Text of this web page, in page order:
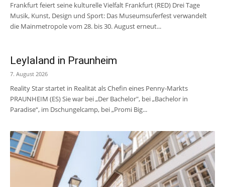
Frankfurt feiert seine kulturelle Vielfalt Frankfurt (RED) Drei Tage
Musik, Kunst, Design und Sport: Das Museumsuferfest verwandelt
die Mainmetropole vom 28. bis 30. August erneut...
Leylaland in Praunheim
7. August 2026
Reality Star startet in Realität als Chefin eines Penny-Markts
PRAUNHEIM (ES) Sie war bei „Der Bachelor", bei „Bachelor in
Paradise“, im Dschungelcamp, bei „Promi Big...